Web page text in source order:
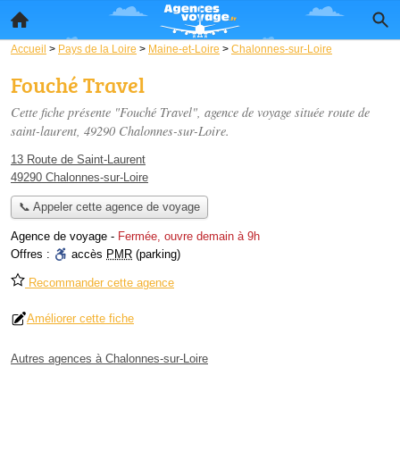
Accueil > Pays de la Loire > Maine-et-Loire > Chalonnes-sur-Loire
Fouché Travel
Cette fiche présente "Fouché Travel", agence de voyage située route de
saint-laurent, 49290 Chalonnes-sur-Loire.
13 Route de Saint-Laurent
49290 Chalonnes-sur-Loire
📞 Appeler cette agence de voyage
Agence de voyage - Fermée, ouvre demain à 9h
Offres :
accès PMR (parking)
Recommander cette agence
Améliorer cette fiche
Autres agences à Chalonnes-sur-Loire